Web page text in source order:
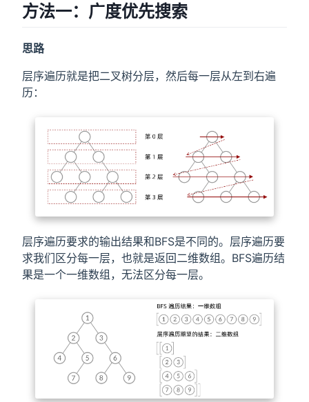
方法一：广度优先搜索
思路
层序遍历就是把二叉树分层，然后每一层从左到右遍
历：
层序遍历要求的输出结果和BFS是不同的。层序遍历要
求我们区分每一层，也就是返回二维数组。BFS遍历结
果是一个一维数组，无法区分每一层。